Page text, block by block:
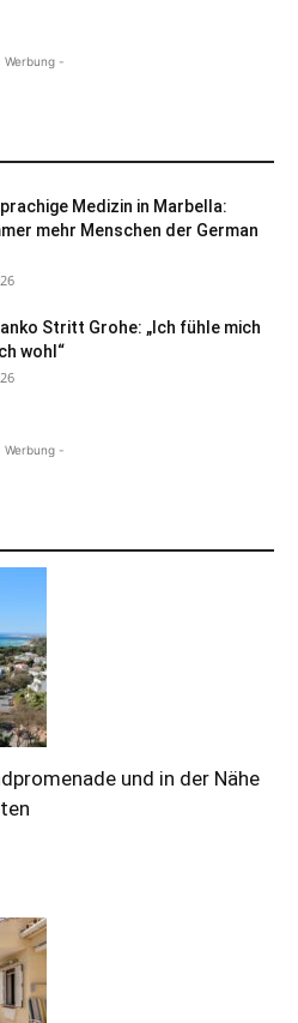
Werbung -
Medizin in Marbella:
mehr Menschen der German
Stritt Grohe: „Ich fühle mich
wohl“
Werbung -
und in der Nähe